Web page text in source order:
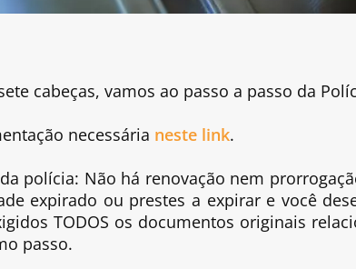
cabeças, vamos ao passo a passo da
necessária neste link.
polícia: Não há renovação nem
expirado ou prestes a expirar e você
TODOS os documentos originais
passo.